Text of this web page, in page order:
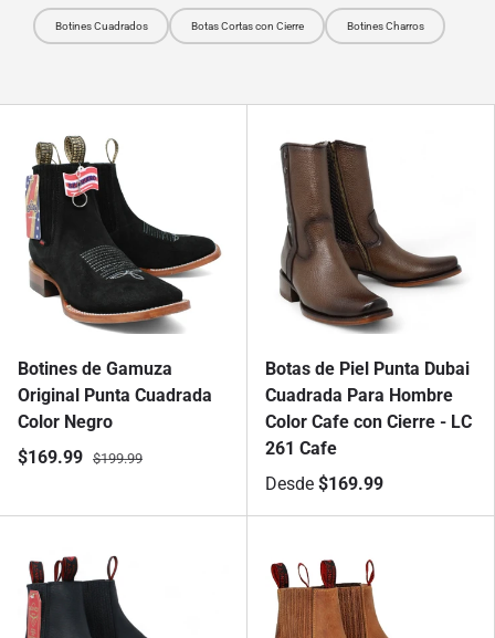
Botines Cuadrados Botas Cortas con Cierre Botines Charros
Botines de Gamuza
Original Punta Cuadrada
Color Negro
$169.99 $199.99
Botas de Piel Punta Dubai
Cuadrada Para Hombre
Color Cafe con Cierre - LC
261 Cafe
Desde $169.99